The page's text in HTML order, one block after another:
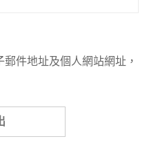
件地址及個人網站網址，